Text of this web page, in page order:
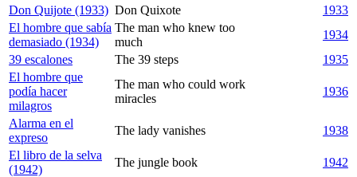
Don Quijote (1933) Don Quixote
1933
El hombre que sabía
demasiado (1934)
The man who knew too
much
1934
39 escalones
The 39 steps
1935
El hombre que
podía hacer
milagros
The man who could work
miracles
1936
Alarma en el
expreso
The lady vanishes
1938
El libro de la selva
(1942)
The jungle book
1942